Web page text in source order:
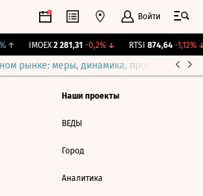
Войти
↑ IMOEX 2 281,31 -0,2%↓ RTSI 874,64 -1,12%↓
рынке: меры, динамика, прогнозы
Наши проекты
ВЕДЫ
Город
Аналитика